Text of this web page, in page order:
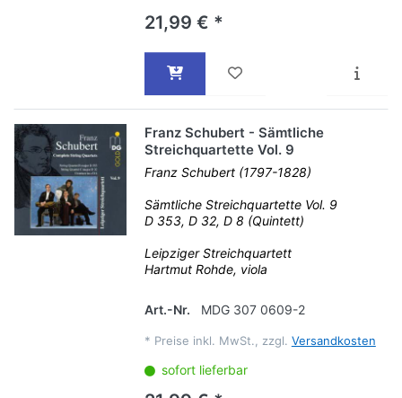
21,99 € *
Franz Schubert - Sämtliche
Streichquartette Vol. 9
Franz Schubert (1797-1828)
Sämtliche Streichquartette Vol. 9
D 353, D 32, D 8 (Quintett)
Leipziger Streichquartett
Hartmut Rohde, viola
Art.-Nr. MDG 307 0609-2
* Preise inkl. MwSt., zzgl. Versandkosten
sofort lieferbar